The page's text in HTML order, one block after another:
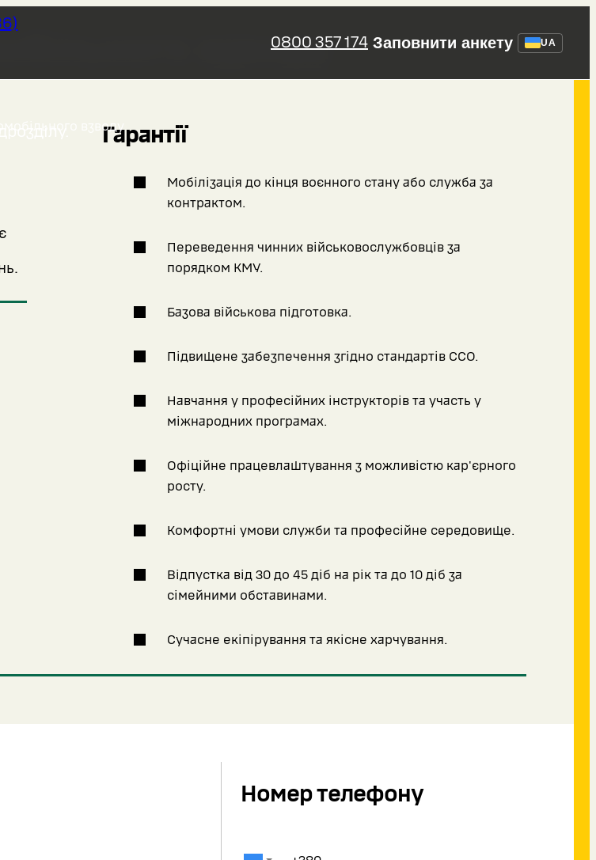
)
0800 357 174 Заповнити анкету UA
взводу
взводу
Гарантії
Мобілізація до кінця воєнного стану або служба за
контрактом.
Переведення чинних військовослужбовців за
порядком КМУ.
Базова військова підготовка.
Підвищене забезпечення згідно стандартів ССО.
Навчання у професійних інструкторів та участь у
міжнародних програмах.
Офіційне працевлаштування з можливістю кар'єрного
росту.
Комфортні умови служби та професійне середовище.
Відпустка від 30 до 45 діб на рік та до 10 діб за
сімейними обставинами.
Сучасне екіпірування та якісне харчування.
Номер телефону